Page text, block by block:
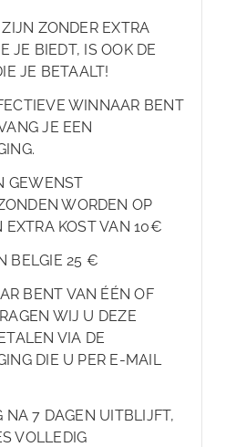
ZONDER EXTRA
JE BIEDT, IS OOK DE
JE BETAALT!
WINNAAR BENT
JE EEN
GEWENST
WORDEN OP
EXTRA KOST VAN 10€
BELGIE 25 €
BENT VAN ÉÉN OF
WIJ U DEZE
VIA DE
DIE U PER E-MAIL
NA 7 DAGEN UITBLIJFT,
VOLLEDIG